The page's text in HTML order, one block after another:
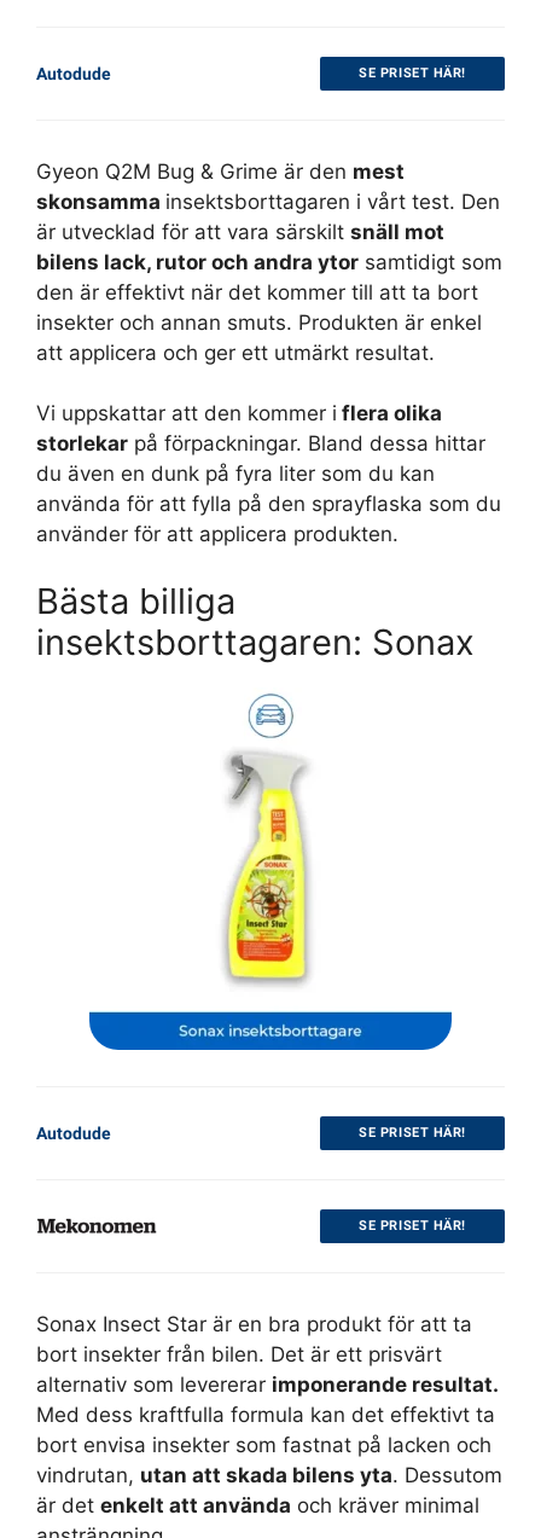
Autodude SE PRISET HÄR!
Gyeon Q2M Bug & Grime är den mest
skonsamma insektsborttagaren i vårt test. Den
är utvecklad för att vara särskilt snäll mot
bilens lack, rutor och andra ytor samtidigt som
den är effektivt när det kommer till att ta bort
insekter och annan smuts. Produkten är enkel
att applicera och ger ett utmärkt resultat.
Vi uppskattar att den kommer i flera olika
storlekar på förpackningar. Bland dessa hittar
du även en dunk på fyra liter som du kan
använda för att fylla på den sprayflaska som du
använder för att applicera produkten.
Bästa billiga
insektsborttagaren: Sonax
Autodude SE PRISET HÄR!
SE PRISET HÄR!
Sonax Insect Star är en bra produkt för att ta
bort insekter från bilen. Det är ett prisvärt
alternativ som levererar imponerande resultat.
Med dess kraftfulla formula kan det effektivt ta
bort envisa insekter som fastnat på lacken och
vindrutan, utan att skada bilens yta. Dessutom
är det enkelt att använda och kräver minimal